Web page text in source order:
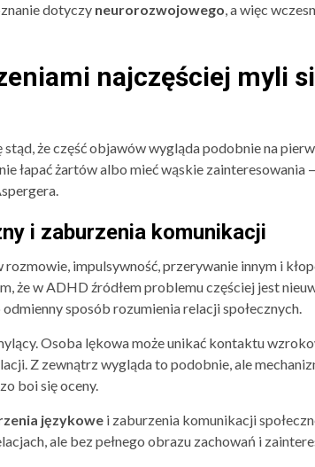
dotyczy neurorozwojowego, a więc
najczęściej myli
że część objawów wygląda podobnie na
łapać żartów albo mieć wąskie zainteresowania
i zaburzenia komunikacji
rozmowie, impulsywność, przerywanie innym i
że w ADHD źródłem problemu częściej jest
sposób rozumienia relacji społecznych.
Osoba lękowa może unikać kontaktu
Z zewnątrz wygląda to podobnie, ale
boi się oceny.
językowe i zaburzenia komunikacji
ale bez pełnego obrazu zachowań i